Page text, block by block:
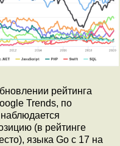
рейтинга
Trends, по
(в рейтинге
языка Go с 17 на